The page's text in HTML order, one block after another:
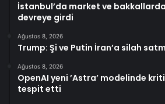
İstanbul’da market ve
devreye girdi
Ağustos 8, 2026
Trump: Şi ve Putin İran’a silah
Ağustos 8, 2026
OpenAI yeni ’Astra’ modelinde
tespit etti